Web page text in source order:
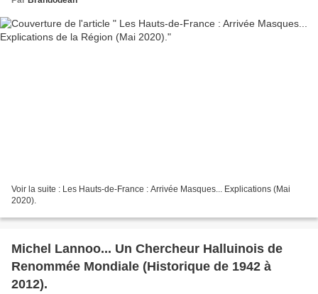
Voir la suite : Les Hauts-de-France : Arrivée Masques... Explications (Mai
2020).
Michel Lannoo... Un Chercheur Halluinois de
Renommée Mondiale (Historique de 1942 à
2012).